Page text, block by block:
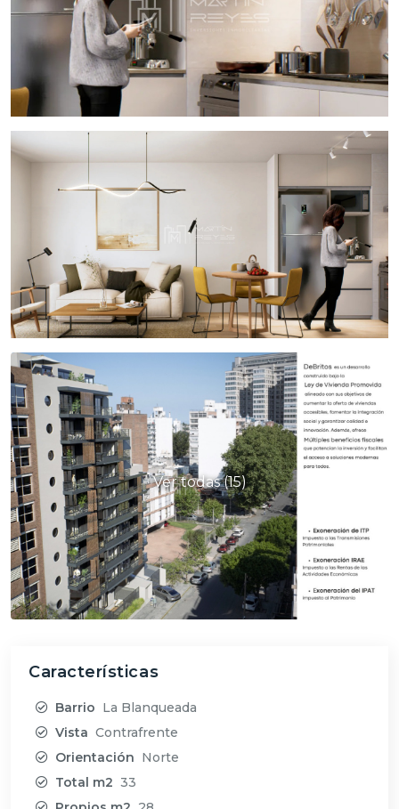
Ver todas (15)
Características
Barrio La Blanqueada
Vista Contrafrente
Orientación Norte
Total m2 33